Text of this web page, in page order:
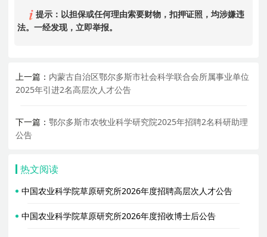
提示：以担保或任何理由索要财物，扣押证照，均涉嫌违
法。一经发现，立即举报。
上一篇： 内蒙古自治区鄂尔多斯市社会科学联合会所属事业单位
2025年引进2名高层次人才公告
下一篇：鄂尔多斯市农牧业科学研究院2025年招聘2名科研助理
公告
热文阅读
中国农业科学院草原研究所2026年度招聘高层次人才公告
中国农业科学院草原研究所2026年度招收博士后公告